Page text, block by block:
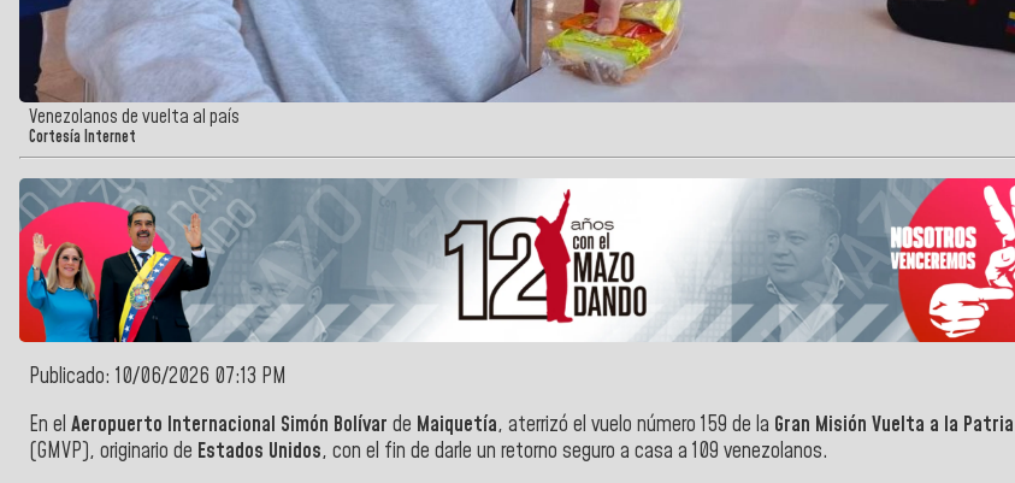
Venezolanos de vuelta al país
Cortesía Internet
Publicado: 10/06/2026 07:13 PM
En el Aeropuerto Internacional Simón Bolívar de Maiquetía, aterrizó el vuelo número 159 de la Gran Misión Vuelta a la Patria
(GMVP), originario de Estados Unidos, con el fin de darle un retorno seguro a casa a 109 venezolanos.